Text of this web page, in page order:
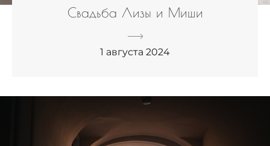
Свадьба Лизы и Миши
1 августа 2024